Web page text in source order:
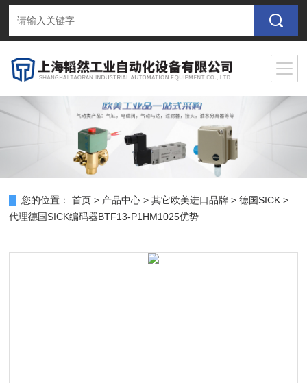
您的位置： 首页 > 产品中心 >其它欧美进口品牌 >德国SICK >
代理德国SICK编码器BTF13-P1HM1025优势